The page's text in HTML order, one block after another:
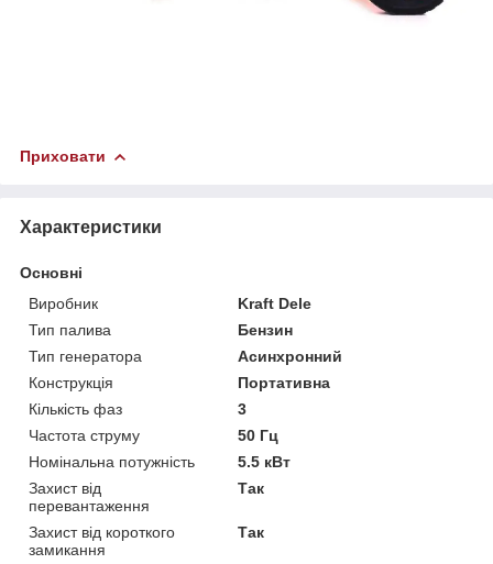
Приховати
Характеристики
Основні
Виробник
Kraft Dele
Тип палива
Бензин
Тип генератора
Асинхронний
Конструкція
Портативна
Кількість фаз
3
Частота струму
50 Гц
Номінальна потужність
5.5 кВт
Захист від
перевантаження
Так
Захист від короткого
замикання
Так